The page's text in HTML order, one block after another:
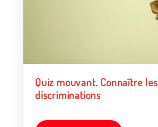
Quiz mouvant. Connaître les
discriminations